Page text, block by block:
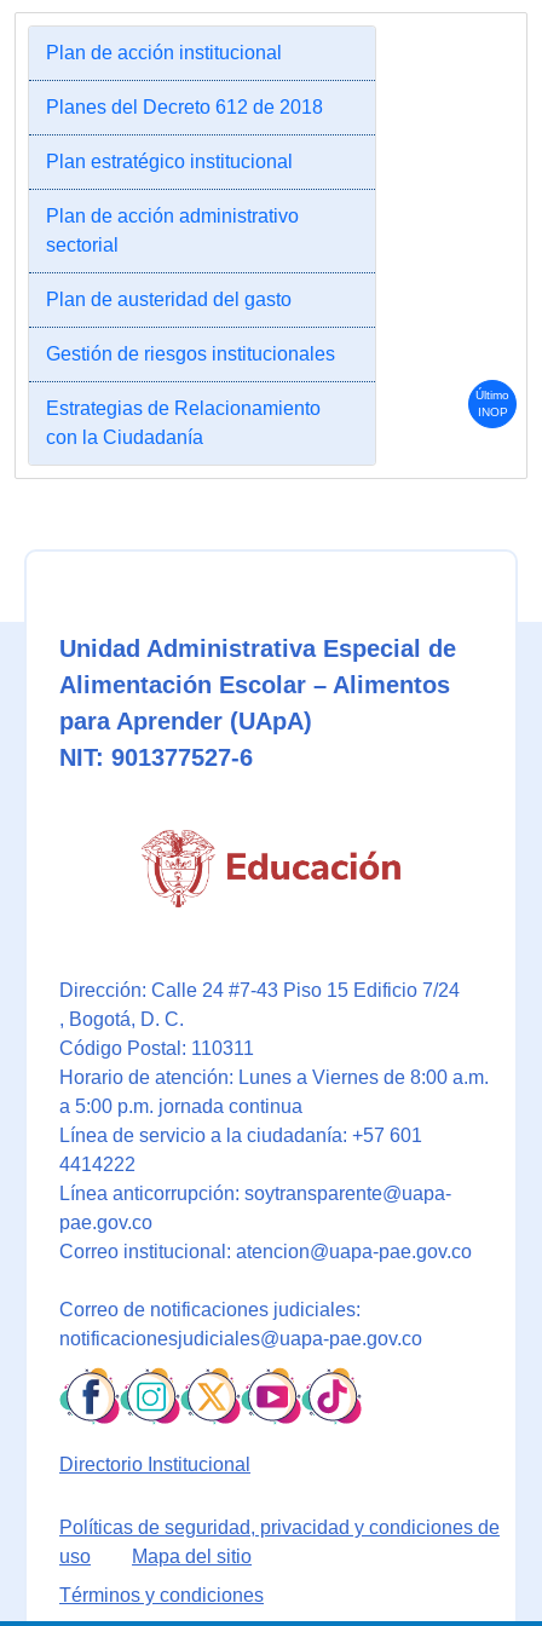
Último
INOP
Plan de acción institucional
Planes del Decreto 612 de 2018
Plan estratégico institucional
Plan de acción administrativo
sectorial
Plan de austeridad del gasto
Gestión de riesgos institucionales
Estrategias de Relacionamiento
con la Ciudadanía
Unidad Administrativa Especial de
Alimentación Escolar – Alimentos
para Aprender (UApA)
NIT: 901377527-6
Dirección: Calle 24 #7-43 Piso 15 Edificio 7/24
, Bogotá, D. C.
Código Postal: 110311
Horario de atención: Lunes a Viernes de 8:00 a.m.
a 5:00 p.m. jornada continua
Línea de servicio a la ciudadanía: +57 601
4414222
Línea anticorrupción: soytransparente@uapa-
pae.gov.co
Correo institucional: atencion@uapa-pae.gov.co
Correo de notificaciones judiciales:
notificacionesjudiciales@uapa-pae.gov.co
Directorio Institucional
Políticas de seguridad, privacidad y condiciones de
uso
Mapa del sitio
Términos y condiciones